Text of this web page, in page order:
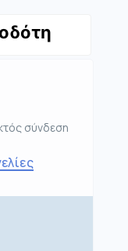
σύνδεση